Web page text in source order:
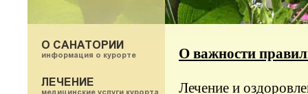
О важности
Лечение и